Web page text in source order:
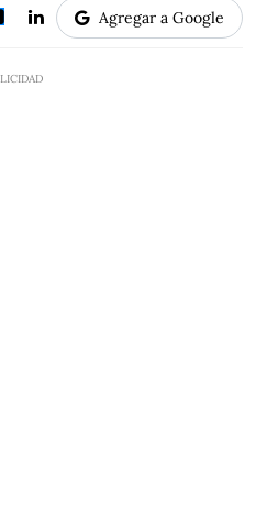
Agregar a Google